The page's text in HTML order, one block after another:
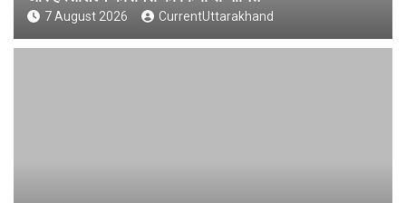
7 August 2026 CurrentUttarakhand